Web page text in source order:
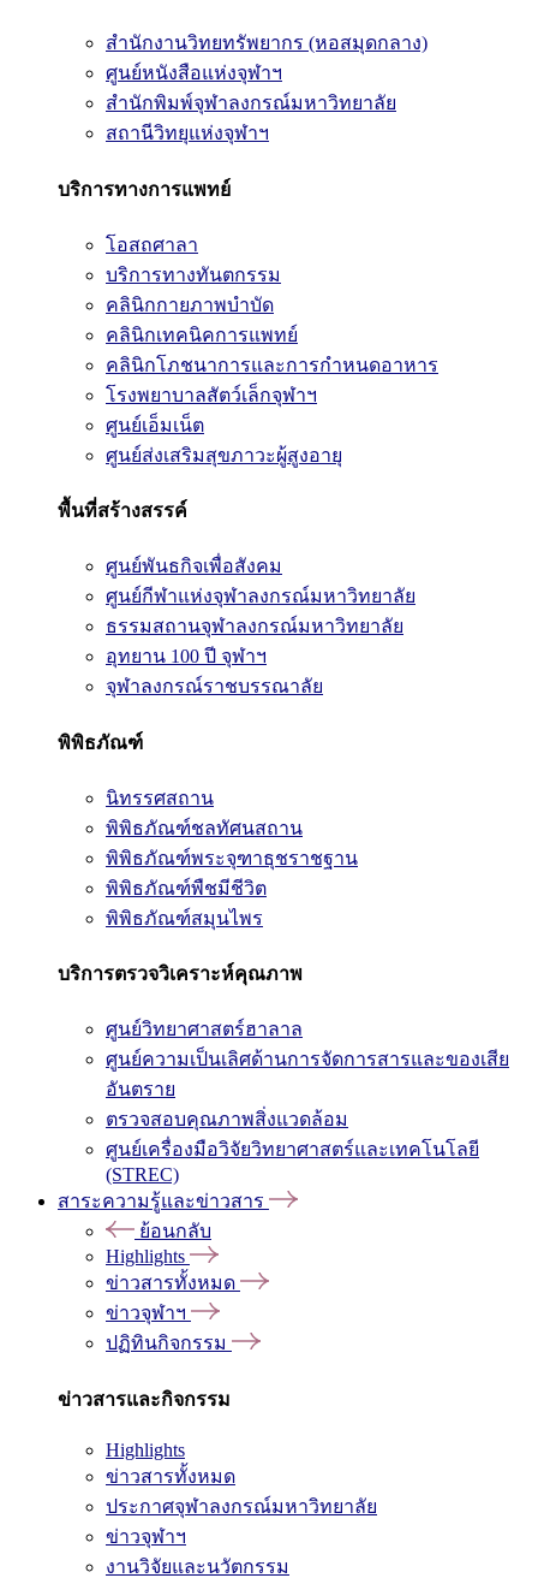
สำนักงานวิทยทรัพยากร (หอสมุดกลาง)
ศูนย์หนังสือแห่งจุฬาฯ
สำนักพิมพ์จุฬาลงกรณ์มหาวิทยาลัย
สถานีวิทยุแห่งจุฬาฯ
บริการทางการแพทย์
โอสถศาลา
บริการทางทันตกรรม
คลินิกกายภาพบำบัด
คลินิกเทคนิคการแพทย์
คลินิกโภชนาการและการกำหนดอาหาร
โรงพยาบาลสัตว์เล็กจุฬาฯ
ศูนย์เอ็มเน็ต
ศูนย์ส่งเสริมสุขภาวะผู้สูงอายุ
พื้นที่สร้างสรรค์
ศูนย์พันธกิจเพื่อสังคม
ศูนย์กีฬาแห่งจุฬาลงกรณ์มหาวิทยาลัย
ธรรมสถานจุฬาลงกรณ์มหาวิทยาลัย
อุทยาน 100 ปี จุฬาฯ
จุฬาลงกรณ์ราชบรรณาลัย
พิพิธภัณฑ์
นิทรรศสถาน
พิพิธภัณฑ์ชลทัศนสถาน
พิพิธภัณฑ์พระจุฑาธุชราชฐาน
พิพิธภัณฑ์พืชมีชีวิต
พิพิธภัณฑ์สมุนไพร
บริการตรวจวิเคราะห์คุณภาพ
ศูนย์วิทยาศาสตร์ฮาลาล
ศูนย์ความเป็นเลิศด้านการจัดการสารและของเสีย
อันตราย
ตรวจสอบคุณภาพสิ่งแวดล้อม
ศูนย์เครื่องมือวิจัยวิทยาศาสตร์และเทคโนโลยี
(STREC)
สาระความรู้และข่าวสาร
ย้อนกลับ
Highlights
ข่าวสารทั้งหมด
ข่าวจุฬาฯ
ปฏิทินกิจกรรม
ข่าวสารและกิจกรรม
Highlights
ข่าวสารทั้งหมด
ประกาศจุฬาลงกรณ์มหาวิทยาลัย
ข่าวจุฬาฯ
งานวิจัยและนวัตกรรม